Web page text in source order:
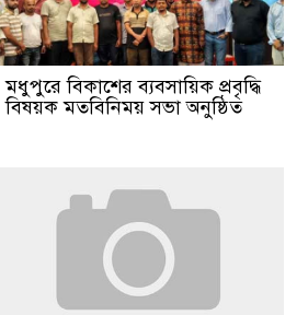
মধুপুরে বিকাশের ব্যবসায়িক প্রবৃদ্ধি
বিষয়ক মতবিনিময় সভা অনুষ্ঠিত